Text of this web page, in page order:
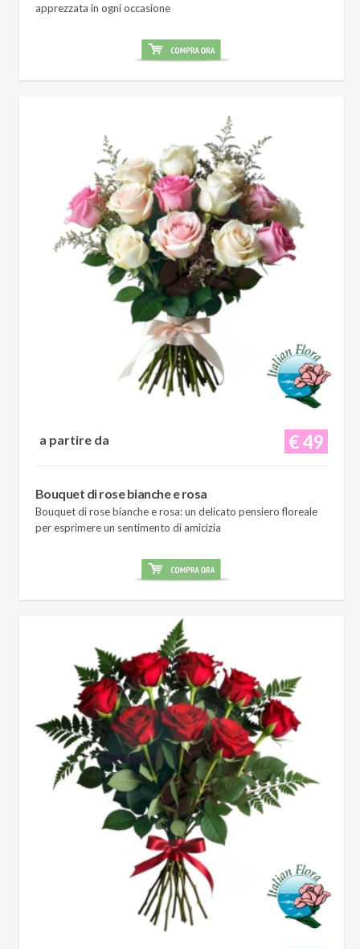
apprezzata in ogni occasione
€ 49
a partire da
Bouquet di rose bianche e rosa
Bouquet di rose bianche e rosa: un delicato pensiero floreale
per esprimere un sentimento di amicizia